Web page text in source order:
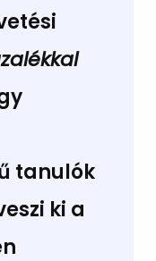
tanulók
ki a